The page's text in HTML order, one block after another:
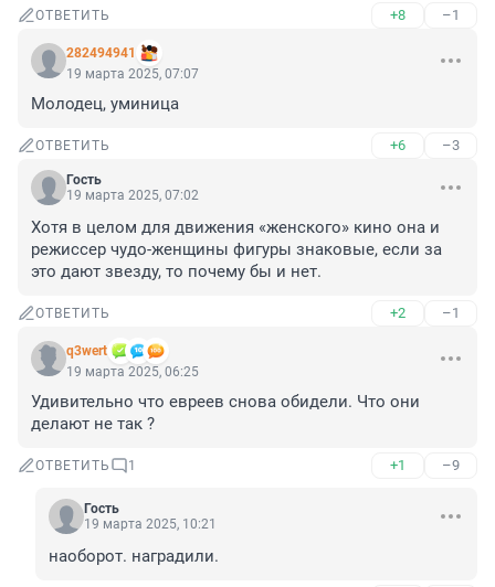
ОТВЕТИТЬ +8 –1
282494941
19 марта 2025, 07:07
Молодец, уминица
ОТВЕТИТЬ +6 –3
Гость
19 марта 2025, 07:02
Хотя в целом для движения «женского» кино она и
режиссер чудо-женщины фигуры знаковые, если за
это дают звезду, то почему бы и нет.
ОТВЕТИТЬ +2 –1
q3wert
19 марта 2025, 06:25
Удивительно что евреев снова обидели. Что они
делают не так ?
ОТВЕТИТЬ 1 +1 –9
Гость
19 марта 2025, 10:21
наоборот. наградили.